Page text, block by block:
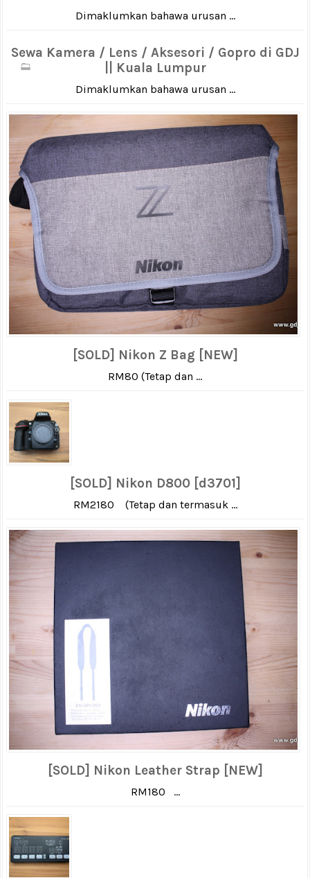
Dimaklumkan bahawa urusan ...
Sewa Kamera / Lens / Aksesori / Gopro di GDJ
|| Kuala Lumpur
Dimaklumkan bahawa urusan ...
[SOLD] Nikon Z Bag [NEW]
RM80 (Tetap dan ...
[SOLD] Nikon D800 [d3701]
RM2180 (Tetap dan termasuk ...
[SOLD] Nikon Leather Strap [NEW]
RM180 ...